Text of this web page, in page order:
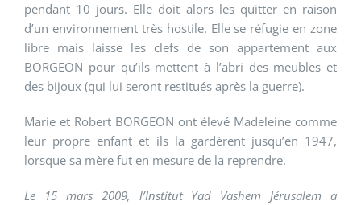
pendant 10 jours. Elle doit alors les quitter en raison
d’un environnement très hostile. Elle se réfugie en zone
libre mais laisse les clefs de son appartement aux
BORGEON pour qu’ils mettent à l’abri des meubles et
des bijoux (qui lui seront restitués après la guerre).
Marie et Robert BORGEON ont élevé Madeleine comme
leur propre enfant et ils la gardèrent jusqu’en 1947,
lorsque sa mère fut en mesure de la reprendre.
Le 15 mars 2009, l’Institut Yad Vashem Jérusalem a